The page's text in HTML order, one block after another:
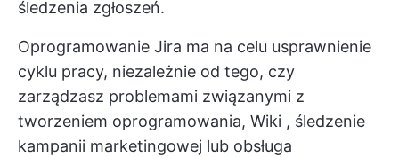
śledzenia zgłoszeń.
Oprogramowanie Jira ma na celu usprawnienie
cyklu pracy, niezależnie od tego, czy
zarządzasz problemami związanymi z
tworzeniem oprogramowania, Wiki , śledzenie
kampanii marketingowej lub obsługa